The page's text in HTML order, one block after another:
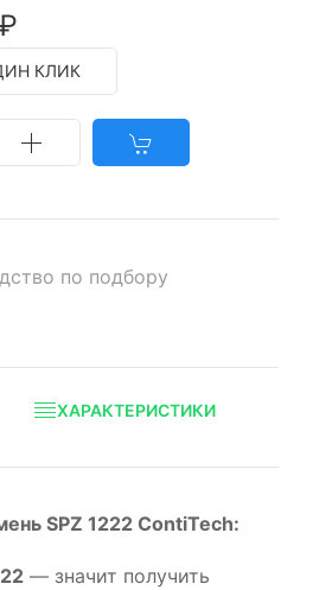
КЛИК
по подбору
ХАРАКТЕРИСТИКИ
SPZ 1222 ContiTech:
— значит получить